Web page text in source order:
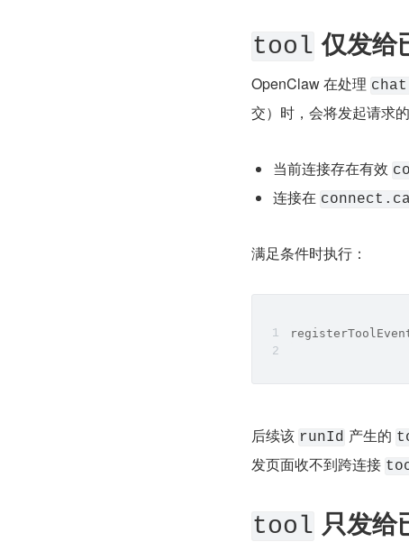
tool 仅发给
OpenClaw 在处理
交）时，会将发起请求的
当前连接存在有效
连接在
满足条件时执行：
后续该 runId 产生的
发页面收不到跨连接
tool 只发